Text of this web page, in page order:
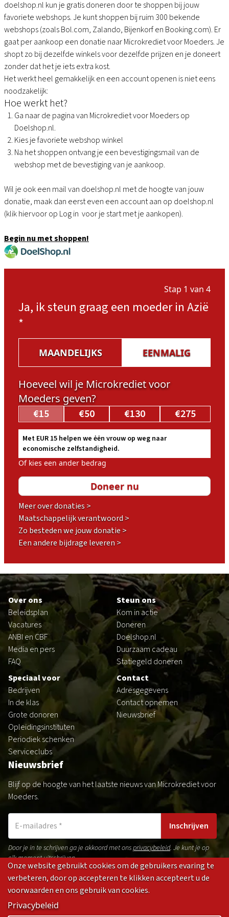
doelshop.nl kun je gratis doneren door te shoppen bij jouw
favoriete webshops. Je kunt shoppen bij ruim 300 bekende
webshops (zoals Bol.com, Zalando, Bijenkorf en Booking.com). Er
gaat per aankoop een donatie naar Microkrediet voor Moeders. Je
shopt zo bij dezelfde winkels voor dezelfde prijzen en je doneert
zonder dat het je iets extra kost.
Het werkt heel gemakkelijk en een account openen is niet eens
noodzakelijk:
Hoe werkt het?
Ga naar de pagina van Microkrediet voor Moeders op
Doelshop.nl.
Kies je favoriete webshop winkel
Na het shoppen ontvang je een bevestigingsmail van de
webshop met de bevestiging van je aankoop.
Wil je ook een mail van doelshop.nl met de hoogte van jouw
donatie, maak dan eerst even een account aan op doelshop.nl
(klik hiervoor op Log in voor je start met je aankopen).
Begin nu met shoppen!
Stap 1 van 4
Ja, ik steun graag een moeder in Azië
*
MAANDELIJKS EENMALIG
Hoeveel wil je Microkrediet voor
Moeders geven?
€15 €50 €130 €275
Met EUR 15 helpen we ėėn vrouw op weg naar
economische zelfstandigheid.
Of kies een ander bedrag
Meer over donaties >
Maatschappelijk verantwoord >
Zo besteden we jouw donatie >
Een andere bijdrage leveren >
Footer
Over ons
Beleidsplan
Vacatures
ANBI en CBF
Media en pers
FAQ
Steun ons
Kom in actie
Doneren
Doelshop.nl
Duurzaam cadeau
Statiegeld doneren
Speciaal voor
Bedrijven
In de klas
Grote donoren
Opleidingsinstituten
Periodiek schenken
Serviceclubs
Contact
Adresgegevens
Contact opnemen
Nieuwsbrief
Nieuwsbrief
Blijf op de hoogte van het laatste nieuws van Microkrediet voor
Moeders.
Inschrijven
Door je in te schrijven ga je akkoord met onsprivacybeleid. Je kunt je op
elk moment uitschrijven.
GedragsregelsPrivacybeleidDisclaimer
Onze website gebruikt cookies om de gebruikers evaring te
verbeteren, door op accepteren te klikken accepteert u de
voorwaarden en ons gebruik van cookies.
Privacybeleid